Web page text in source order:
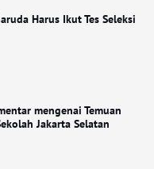
Harus Ikut Tes Seleksi
mengenai Temuan
Jakarta Selatan